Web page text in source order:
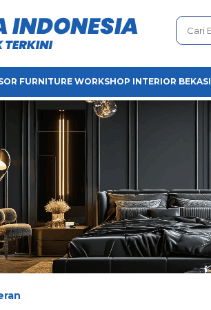
FURNITURE WORKSHOP INTERIOR BEKASI